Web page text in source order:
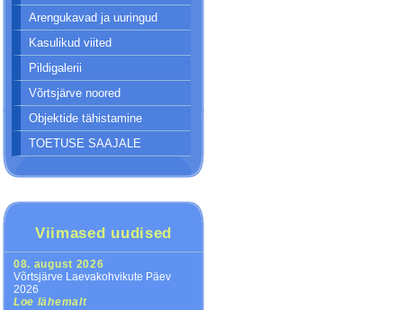
Arengukavad ja uuringud
Kasulikud viited
Pildigalerii
Võrtsjärve noored
Objektide tähistamine
TOETUSE SAAJALE
Viimased uudised
08. august 2026
Võrtsjärve Laevakohvikute Päev
2026
Loe lähemalt